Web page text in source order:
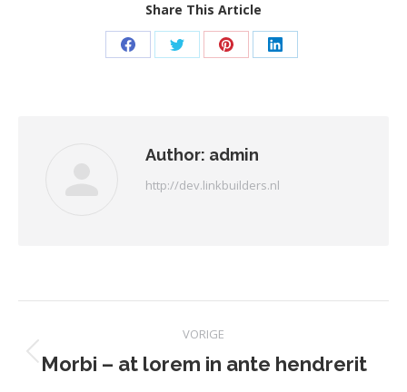
Share This Article
Deel
Deel
Deel
Deel
Author: admin
http://dev.linkbuilders.nl
navigatie
VORIGE
Vorig
Morbi – at lorem in ante hendrerit